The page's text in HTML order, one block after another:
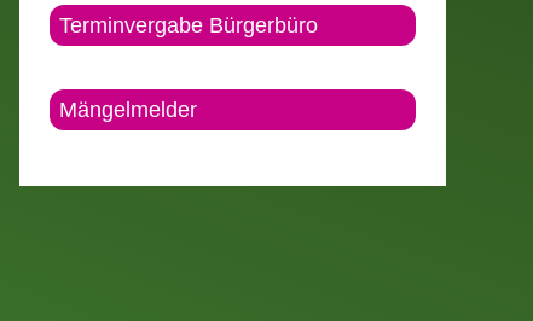
Terminvergabe Bürgerbüro
Mängelmelder